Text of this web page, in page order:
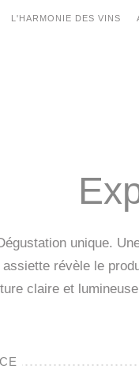
L'HARMONIE DES VINS
unique.
assiette révèle le
claire et